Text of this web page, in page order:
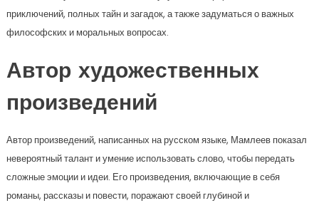
приключений, полных тайн и загадок, а также задуматься о важных
философских и моральных вопросах.
Автор художественных
произведений
Автор произведений, написанных на русском языке, Мамлеев показал
невероятный талант и умение использовать слово, чтобы передать
сложные эмоции и идеи. Его произведения, включающие в себя
романы, рассказы и повести, поражают своей глубиной и